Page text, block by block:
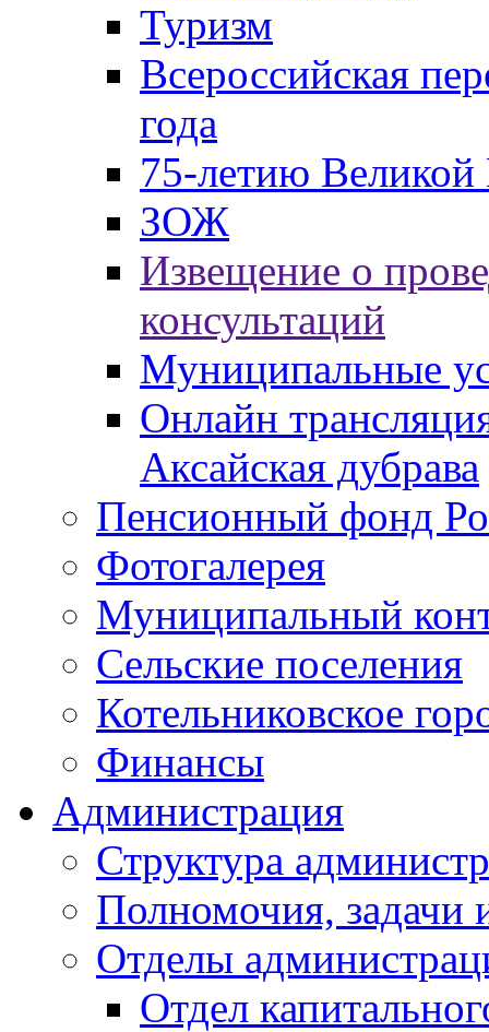
Туризм
Всероссийская
года
75-летию
ЗОЖ
Извещение о
консультаций
Муниципальные
Онлайн
Аксайская дубрава
Пенсионный фонд
Фотогалерея
Муниципальный
Сельские поселения
Котельниковское
Финансы
Администрация
Структура
Полномочия, задачи
Отделы
Отдел